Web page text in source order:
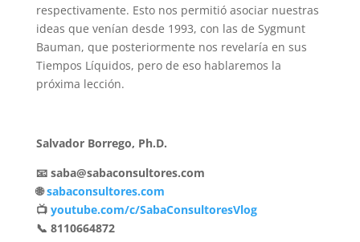
respectivamente. Esto nos permitió asociar nuestras
ideas que venían desde 1993, con las de Sygmunt
Bauman, que posteriormente nos revelaría en sus
Tiempos Líquidos, pero de eso hablaremos la
próxima lección.
Salvador Borrego, Ph.D.
📧 saba@sabaconsultores.com
🌐sabaconsultores.com
📺 youtube.com/c/SabaConsultoresVlog
📞 8110664872